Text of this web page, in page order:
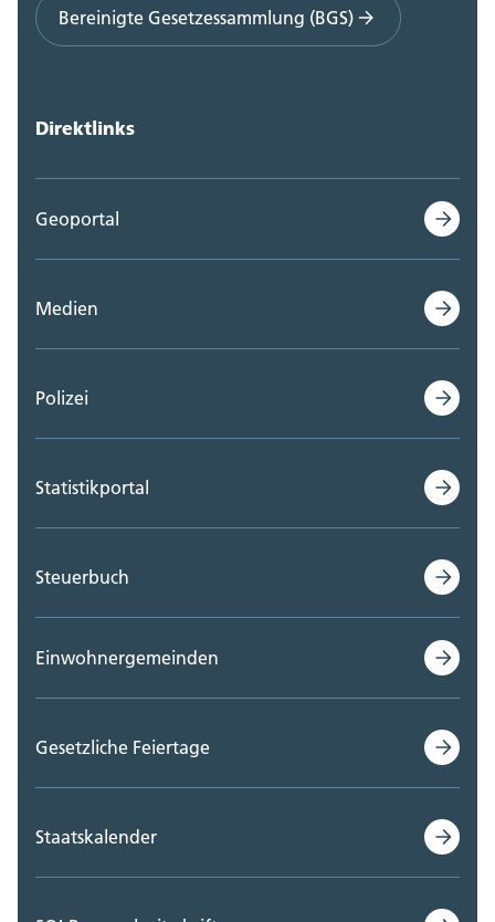
Bereinigte Gesetzessammlung (BGS)
Direktlinks
Geoportal
Medien
Polizei
Statistikportal
Steuerbuch
Einwohnergemeinden
Gesetzliche Feiertage
Staatskalender